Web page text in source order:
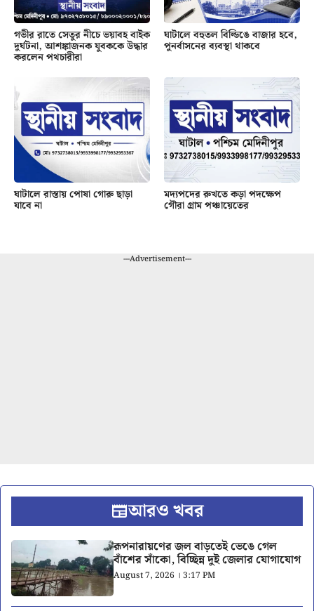
গভীর রাতে সেতুর নীচে ভয়াবহ বাইক
দুর্ঘটনা, আশঙ্কাজনক যুবককে উদ্ধার
করলেন পথচারীরা
ঘাটালে বহুতল বিল্ডিঙে বাজার হবে,
পুনর্বাসনের ব্যবস্থা থাকবে
ঘাটালে রাস্তায় পোষা গোরু ছাড়া
যাবে না
মদ্যপদের রুখতে কড়া পদক্ষেপ
গৌরা গ্রাম পঞ্চায়েতের
---Advertisement---
আরও খবর
রূপনারায়ণের জল বাড়তেই ভেঙে গেল
বাঁশের সাঁকো, বিচ্ছিন্ন দুই জেলার যোগাযোগ
August 7, 2026 । 3:17 PM